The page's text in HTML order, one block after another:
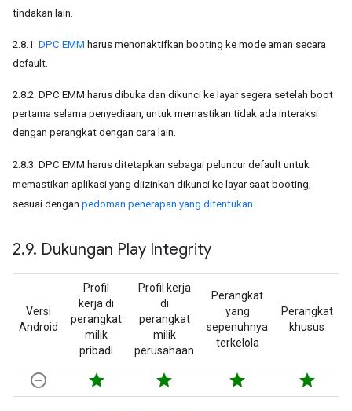
tindakan lain.
2.8.1. DPC EMM harus menonaktifkan booting ke mode aman secara
default.
2.8.2. DPC EMM harus dibuka dan dikunci ke layar segera setelah boot
pertama selama penyediaan, untuk memastikan tidak ada interaksi
dengan perangkat dengan cara lain.
2.8.3. DPC EMM harus ditetapkan sebagai peluncur default untuk
memastikan aplikasi yang diizinkan dikunci ke layar saat booting,
sesuai dengan pedoman penerapan yang ditentukan.
2.9. Dukungan Play Integrity
Versi
Android
Profil
kerja di
perangkat
milik
pribadi
Profil kerja
di
perangkat
milik
perusahaan
Perangkat
yang
sepenuhnya
terkelola
Perangkat
khusus
remove_circle_outline star star star star